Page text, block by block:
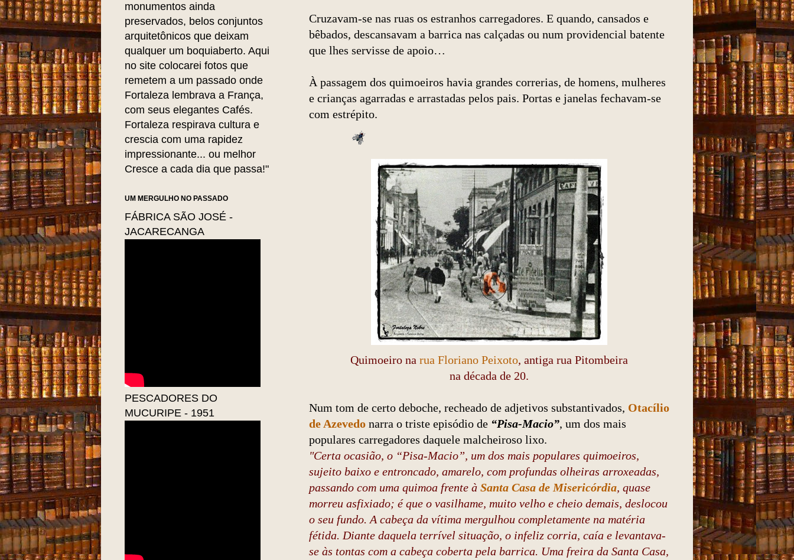
Cruzavam-se nas ruas os estranhos carregadores. E quando, cansados e
bêbados, descansavam a barrica nas calçadas ou num providencial batente
que lhes servisse de apoio…
À passagem dos quimoeiros havia grandes correrias, de homens, mulheres
e crianças agarradas e arrastadas pelos pais. Portas e janelas fechavam-se
com estrépito.
Quimoeiro na rua Floriano Peixoto, antiga rua Pitombeira
na década de 20.
Num tom de certo deboche, recheado de adjetivos substantivados, Otacílio
de Azevedo narra o triste episódio de “Pisa-Macio”, um dos mais
populares carregadores daquele malcheiroso lixo.
"Certa ocasião, o “Pisa-Macio”, um dos mais populares quimoeiros,
sujeito baixo e entroncado, amarelo, com profundas olheiras arroxeadas,
passando com uma quimoa frente à Santa Casa de Misericórdia, quase
morreu asfixiado; é que o vasilhame, muito velho e cheio demais, deslocou
o seu fundo. A cabeça da vítima mergulhou completamente na matéria
fétida. Diante daquela terrível situação, o infeliz corria, caía e levantava-
se às tontas com a cabeça coberta pela barrica. Uma freira da Santa Casa,
monumentos ainda
preservados, belos conjuntos
arquitetônicos que deixam
qualquer um boquiaberto. Aqui
no site colocarei fotos que
remetem a um passado onde
Fortaleza lembrava a França,
com seus elegantes Cafés.
Fortaleza respirava cultura e
crescia com uma rapidez
impressionante... ou melhor
Cresce a cada dia que passa!"
UM MERGULHO NO PASSADO
FÁBRICA SÃO JOSÉ -
JACARECANGA
PESCADORES DO
MUCURIPE - 1951